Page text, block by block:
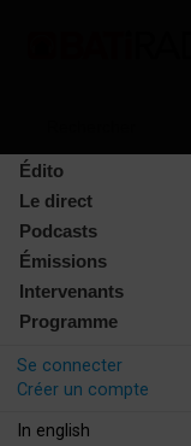
Édito
Le direct
Podcasts
Émissions
Intervenants
Programme
Se connecter
Créer un compte
In english